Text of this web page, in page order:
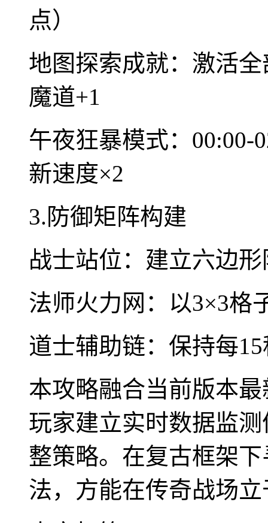
点）
地图探索成就：激活
魔道+1
午夜狂暴模式：00:00-
新速度×2
3.防御矩阵构建
战士站位：建立六边
法师火力网：以3×3格
道士辅助链：保持每
本攻略融合当前版本
玩家建立实时数据监
整策略。在复古框架
法，方能在传奇战场